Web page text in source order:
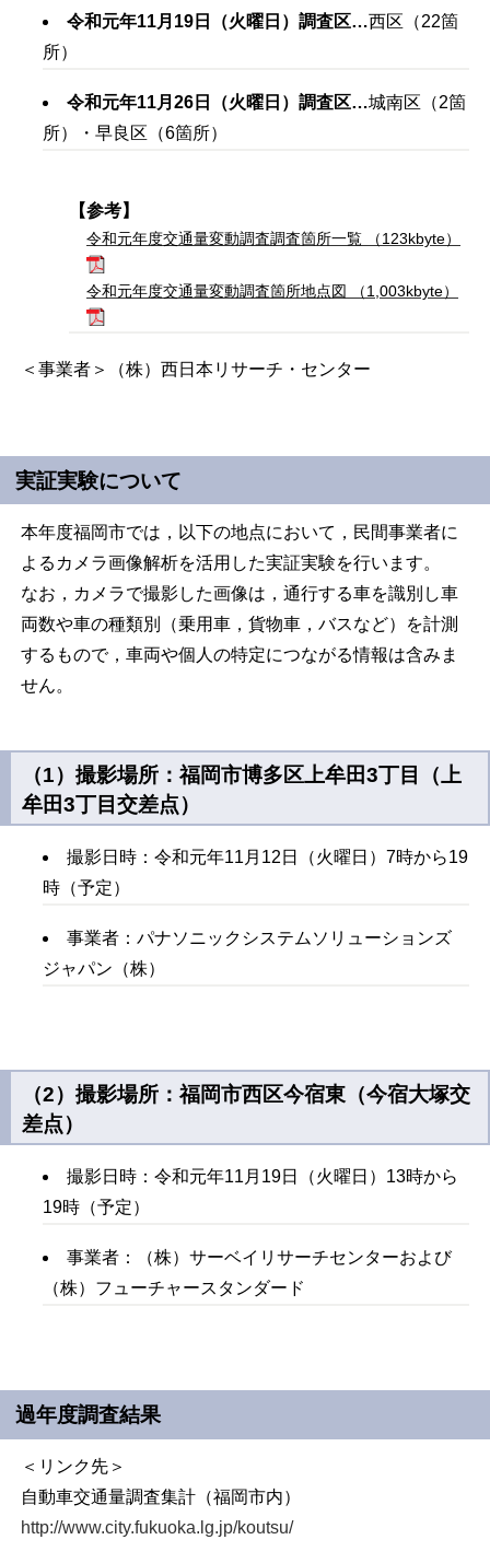
令和元年11月19日（火曜日）調査区…西区（22箇
所）
令和元年11月26日（火曜日）調査区…城南区（2箇
所）・早良区（6箇所）
【参考】
令和元年度交通量変動調査調査箇所一覧 （123kbyte）
令和元年度交通量変動調査箇所地点図 （1,003kbyte）
＜事業者＞（株）西日本リサーチ・センター
実証実験について
本年度福岡市では，以下の地点において，民間事業者に
よるカメラ画像解析を活用した実証実験を行います。
なお，カメラで撮影した画像は，通行する車を識別し車
両数や車の種類別（乗用車，貨物車，バスなど）を計測
するもので，車両や個人の特定につながる情報は含みま
せん。
（1）撮影場所：福岡市博多区上牟田3丁目（上
牟田3丁目交差点）
撮影日時：令和元年11月12日（火曜日）7時から19
時（予定）
事業者：パナソニックシステムソリューションズ
ジャパン（株）
（2）撮影場所：福岡市西区今宿東（今宿大塚交
差点）
撮影日時：令和元年11月19日（火曜日）13時から
19時（予定）
事業者：（株）サーベイリサーチセンターおよび
（株）フューチャースタンダード
過年度調査結果
＜リンク先＞
自動車交通量調査集計（福岡市内）
http://www.city.fukuoka.lg.jp/koutsu/